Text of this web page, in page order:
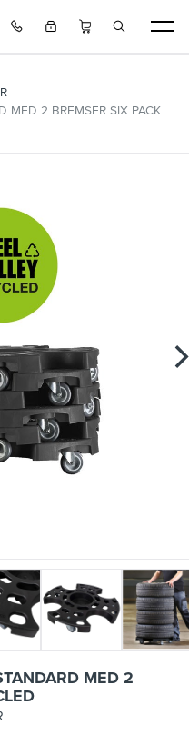
MED 2 BREMSER SIX PACK
MED 2